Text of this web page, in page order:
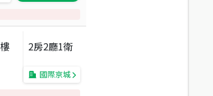
樓 2房2廳1衛
國際京城